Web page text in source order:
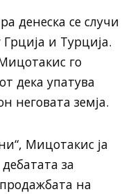
денеска се случи
и Турција.
го
дека упатува
неговата земја.
Мицотакис ја
за
на